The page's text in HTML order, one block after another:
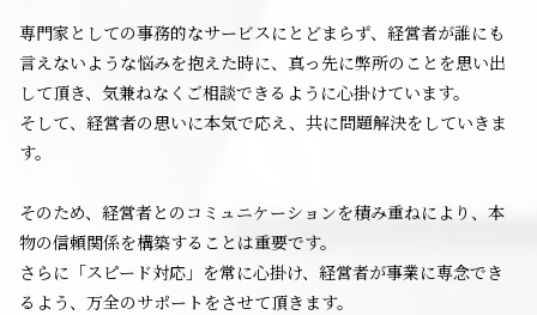
専門家としての事務的なサービスにとどまらず、経営者が誰にも
言えないような悩みを抱えた時に、真っ先に弊所のことを思い出
して頂き、気兼ねなくご相談できるように心掛けています。
そして、経営者の思いに本気で応え、共に問題解決をしていきま
す。
そのため、経営者とのコミュニケーションを積み重ねにより、本
物の信頼関係を構築することは重要です。
さらに「スピード対応」を常に心掛け、経営者が事業に専念でき
るよう、万全のサポートをさせて頂きます。